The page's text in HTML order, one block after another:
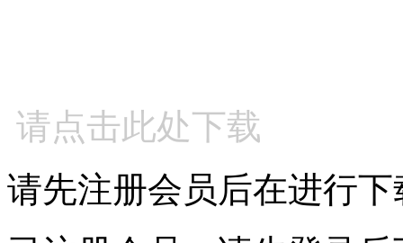
请点击此处下载
请先注册会员后在进行下